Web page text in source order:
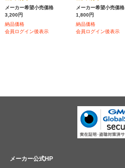
メーカー希望小売価格
3,200円
納品価格
会員ログイン後表示
メーカー希望小売価格
1,800円
納品価格
会員ログイン後表示
メーカー公式HP